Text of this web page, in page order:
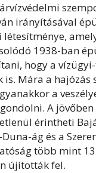
irányításával
létesítménye,
1938-ban
hogy a
Mára a hajózás
a
A
érintheti
ág és a
több mint
újították fel.